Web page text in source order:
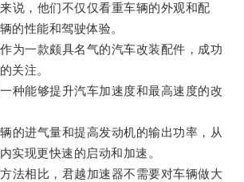
，他们不仅仅看重车辆的外观和配
的性能和驾驶体验。
一款颇具名气的汽车改装配件，成功
关注。
能够提升汽车加速度和最高速度的改
进气量和提高发动机的输出功率，从
实现更快速的启动和加速。
相比，君越加速器不需要对车辆做大